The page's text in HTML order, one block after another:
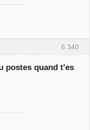
6 340
postes quand t'es